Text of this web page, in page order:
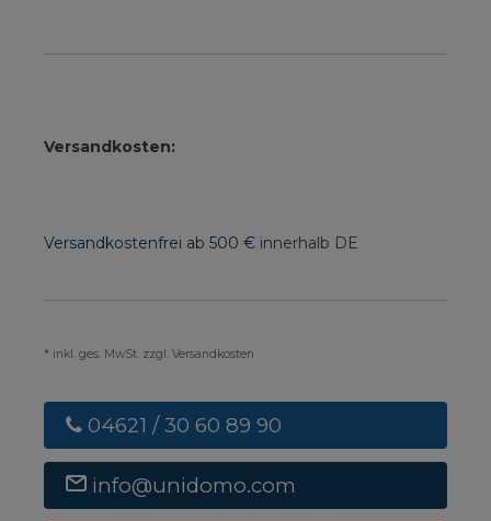
Versandkosten:
Versandkostenfrei ab 500 € innerhalb DE
* inkl. ges. MwSt. zzgl. Versandkosten
04621 / 30 60 89 90
info@unidomo.com